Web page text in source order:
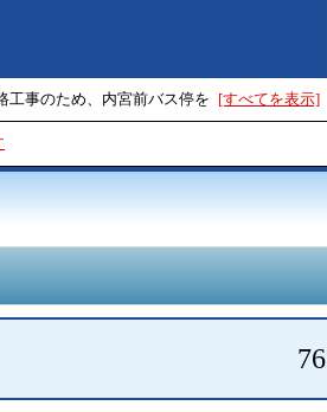
工事のため、内宮前バス停を [すべてを表示]